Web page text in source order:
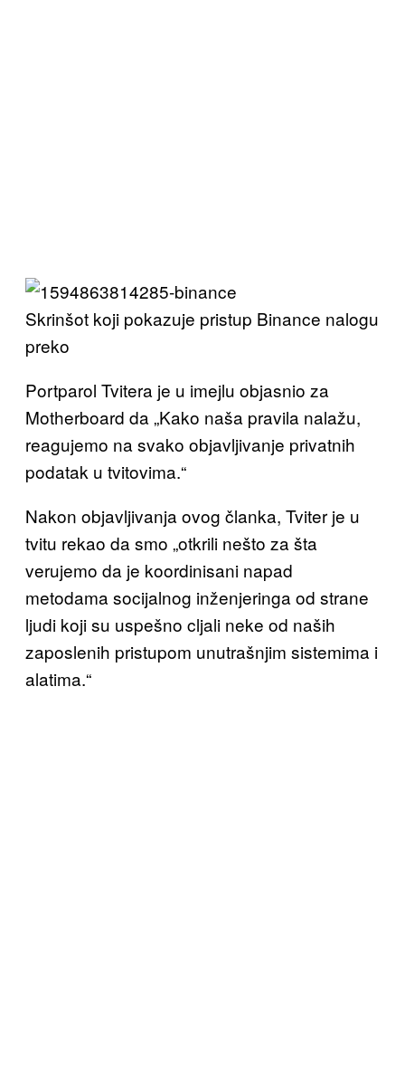
Skrinšot koji pokazuje pristup Binance nalogu
preko
Portparol Tvitera je u imejlu objasnio za
Motherboard da „Kako naša pravila nalažu,
reagujemo na svako objavljivanje privatnih
podatak u tvitovima.“
Nakon objavljivanja ovog članka, Tviter je u
tvitu rekao da smo „otkrili nešto za šta
verujemo da je koordinisani napad
metodama socijalnog inženjeringa od strane
ljudi koji su uspešno cljali neke od naših
zaposlenih pristupom unutrašnjim sistemima i
alatima.“